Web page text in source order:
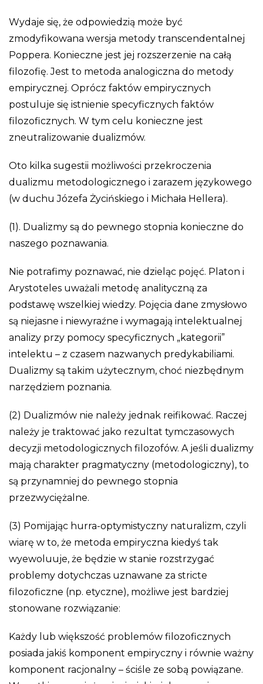
Wydaje się, że odpowiedzią może być
zmodyfikowana wersja metody transcendentalnej
Poppera. Konieczne jest jej rozszerzenie na całą
filozofię. Jest to metoda analogiczna do metody
empirycznej. Oprócz faktów empirycznych
postuluje się istnienie specyficznych faktów
filozoficznych. W tym celu konieczne jest
zneutralizowanie dualizmów.
Oto kilka sugestii możliwości przekroczenia
dualizmu metodologicznego i zarazem językowego
(w duchu Józefa Życińskiego i Michała Hellera).
(1). Dualizmy są do pewnego stopnia konieczne do
naszego poznawania.
Nie potrafimy poznawać, nie dzieląc pojęć. Platon i
Arystoteles uważali metodę analityczną za
podstawę wszelkiej wiedzy. Pojęcia dane zmysłowo
są niejasne i niewyraźne i wymagają intelektualnej
analizy przy pomocy specyficznych „kategorii”
intelektu – z czasem nazwanych predykabiliami.
Dualizmy są takim użytecznym, choć niezbędnym
narzędziem poznania.
(2) Dualizmów nie należy jednak reifikować. Raczej
należy je traktować jako rezultat tymczasowych
decyzji metodologicznych filozofów. A jeśli dualizmy
mają charakter pragmatyczny (metodologiczny), to
są przynamniej do pewnego stopnia
przezwyciężalne.
(3) Pomijając hurra-optymistyczny naturalizm, czyli
wiarę w to, że metoda empiryczna kiedyś tak
wyewoluuje, że będzie w stanie rozstrzygać
problemy dotychczas uznawane za stricte
filozoficzne (np. etyczne), możliwe jest bardziej
stonowane rozwiązanie:
Każdy lub większość problemów filozoficznych
posiada jakiś komponent empiryczny i równie ważny
komponent racjonalny – ściśle ze sobą powiązane.